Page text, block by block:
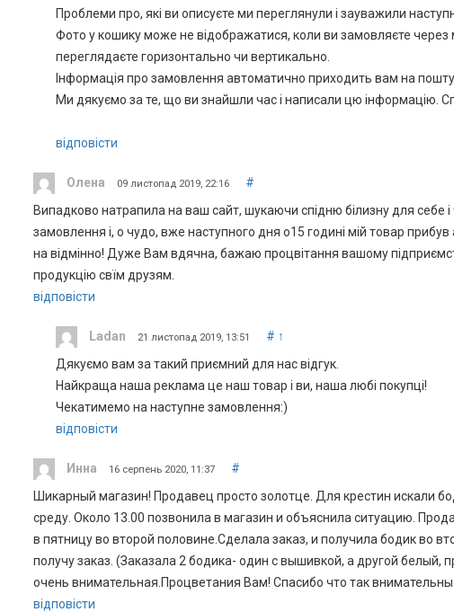
Проблеми про, які ви описуєте ми переглянули і зауважили
Фото у кошику може не відображатися, коли ви замовляєте через
переглядаєте горизонтально чи вертикально.
Інформація про замовлення автоматично приходить вам на
Ми дякуємо за те, що ви знайшли час і написали цю інформацію.
відповісти
Олена 09 листопад 2019, 22:16
#
Випадково натрапила на ваш сайт, шукаючи спідню білизну для себе
замовлення і, о чудо, вже наступного дня о15 годині мій товар
на відмінно! Дуже Вам вдячна, бажаю процвітання вашому
продукцію свїм друзям.
відповісти
Ladan 21 листопад 2019, 13:51 # ↑
Дякуємо вам за такий приємний для нас відгук.
Найкраща наша реклама це наш товар і ви, наша любі покупці!
Чекатимемо на наступне замовлення:)
відповісти
Инна 16 серпень 2020, 11:37
#
Шикарный магазин! Продавец просто золотце. Для крестин искали
среду. Около 13.00 позвонила в магазин и объяснила ситуацию.
в пятницу во второй половине.Сделала заказ, и получила бодик во
получу заказ. (Заказала 2 бодика- один с вышивкой, а другой
очень внимательная.Процветания Вам! Спасибо что так внимательны
відповісти